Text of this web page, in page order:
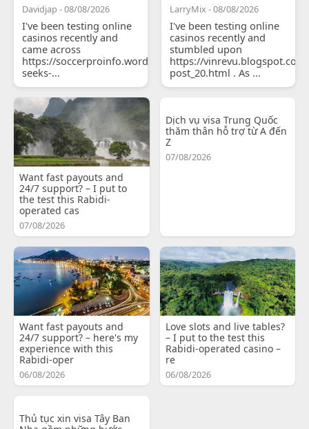
Davidjap - 08/08/2026
I've been testing online
casinos recently and
came across
https://soccerproinfo.wordpress.com/2026/07/11/courtois-
seeks-...
LarryMix - 08/08/2026
I've been testing online
casinos recently and
stumbled upon
https://
post_20.html . As ...
Want fast payouts and
24/7 support? – I put to
the test this Rabidi-
operated cas
07/08/2026
Dịch vụ visa Trung Quốc
thăm thân hỗ trợ từ A đến
Z
07/08/2026
Want fast payouts and
24/7 support? – here's my
experience with this
Rabidi-oper
06/08/2026
Love slots and live tables?
– I put to the test this
Rabidi-operated casino –
re
06/08/2026
Thủ tục xin visa Tây Ban